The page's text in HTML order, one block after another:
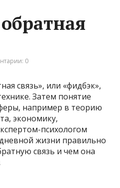
0
связь», или «фидбэк»,
Затем понятие
например в теорию
экономику,
психологом
жизни правильно
связь и чем она